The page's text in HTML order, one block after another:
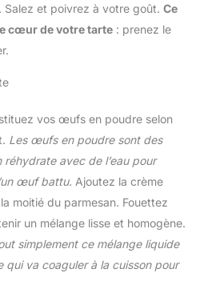
Salez et poivrez à votre goût. Ce
cœur de votre tarte : prenez le
vos œufs en poudre selon
Les œufs en poudre sont des
avec de l’eau pour
œuf battu. Ajoutez la crème
moitié du parmesan. Fouettez
un mélange lisse et homogène.
simplement ce mélange liquide
qui va coaguler à la cuisson pour